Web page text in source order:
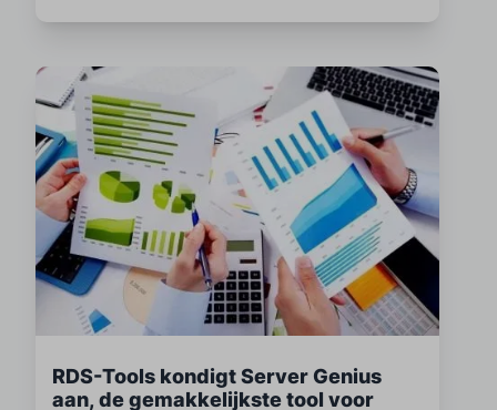
RDS-Tools kondigt Server Genius
aan, de gemakkelijkste tool voor